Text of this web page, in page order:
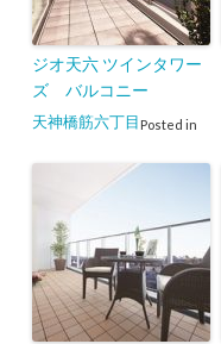
ジオ天六 ツインタワー
ズ バルコニー
Posted in
天神橋筋六丁目